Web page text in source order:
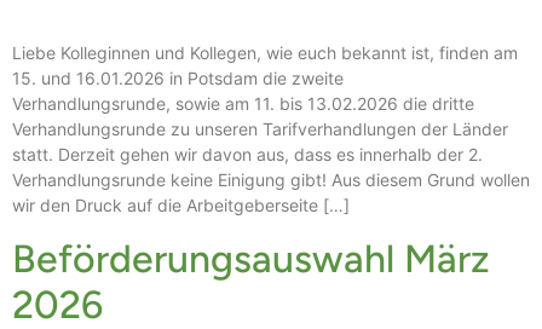
Liebe Kolleginnen und Kollegen, wie euch bekannt ist, finden am
15. und 16.01.2026 in Potsdam die zweite
Verhandlungsrunde, sowie am 11. bis 13.02.2026 die dritte
Verhandlungsrunde zu unseren Tarifverhandlungen der Länder
statt. Derzeit gehen wir davon aus, dass es innerhalb der 2.
Verhandlungsrunde keine Einigung gibt! Aus diesem Grund wollen
wir den Druck auf die Arbeitgeberseite […]
Beförderungsauswahl März
2026